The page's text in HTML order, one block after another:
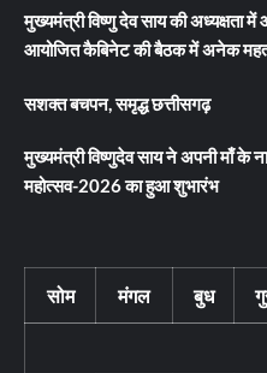
मुख्यमंत्री विष्णु देव साय की अध्यक्षता
आयोजित कैबिनेट की बैठक में अनेक
सशक्त बचपन, समृद्ध छत्तीसगढ़
मुख्यमंत्री विष्णुदेव साय ने अपनी माँ के
महोत्सव-2026 का हुआ शुभारंभ
सोम मंगल बुध